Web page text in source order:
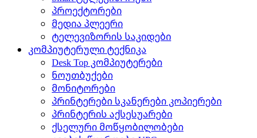
პროექტორები
მედია პლეერი
ტელევიზორის საკიდები
კომპიუტერული ტექნიკა
Desk Top კომპიუტერები
ნოუთბუქები
მონიტორები
პრინტერები სკანერები კოპიერები
პრინტერის აქსესუარები
ქსელური მოწყობილობები